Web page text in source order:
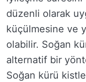
düzenli olarak
küçülmesine ve
olabilir. Soğan
alternatif bir
Soğan kürü